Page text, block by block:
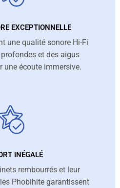
EXCEPTIONNELLE
une qualité sonore Hi-Fi
et des aigus
une écoute immersive.
INÉGALÉ
rembourrés et leur
Phobihite garantissent